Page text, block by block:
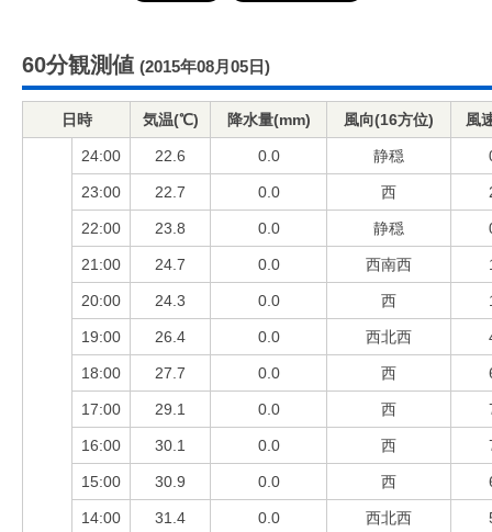
60分観測値 (2015年08月05日)
日時 気温(℃) 降水量(mm) 風向(16方位) 風
24:00 22.6 0.0 静穏
23:00 22.7 0.0 西
22:00 23.8 0.0 静穏
21:00 24.7 0.0 西南西
20:00 24.3 0.0 西
19:00 26.4 0.0 西北西
18:00 27.7 0.0 西
17:00 29.1 0.0 西
16:00 30.1 0.0 西
15:00 30.9 0.0 西
14:00 31.4 0.0 西北西